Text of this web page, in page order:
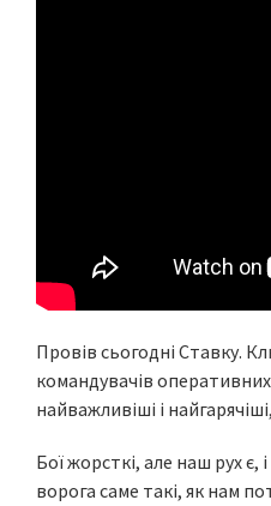
Провів сьогодні Ставку.
командувачів оперативних
найважливіші і
Бої жорсткі, але наш рух
ворога саме такі, як нам